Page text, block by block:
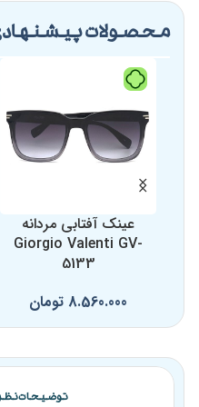
صورت
محصولات
عینک آفتابی مردانه
Giorgio Valenti GV-
5133
8.560.000 تومان
توضیحات